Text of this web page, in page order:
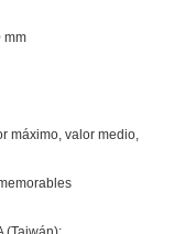
mm
máximo, valor medio,